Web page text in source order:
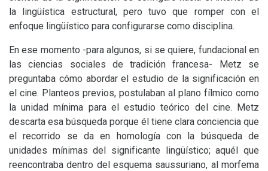
la lingüística estructural, pero tuvo que romper con el
enfoque lingüístico para configurarse como disciplina.
En ese momento -para algunos, si se quiere, fundacional en
las ciencias sociales de tradición francesa- Metz se
preguntaba cómo abordar el estudio de la significación en
el cine. Planteos previos, postulaban al plano fílmico como
la unidad mínima para el estudio teórico del cine. Metz
descarta esa búsqueda porque él tiene clara conciencia que
el recorrido se da en homología con la búsqueda de
unidades mínimas del significante lingüístico; aquél que
reencontraba dentro del esquema saussuriano, al morfema